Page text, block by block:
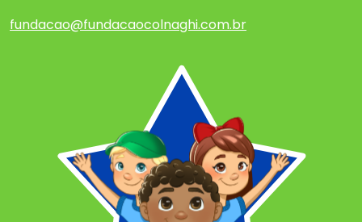
fundacao@fundacaocolnaghi.com.br